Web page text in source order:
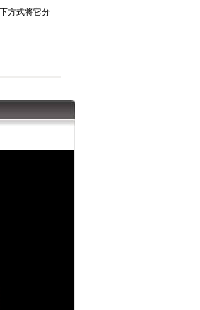
方式将它分